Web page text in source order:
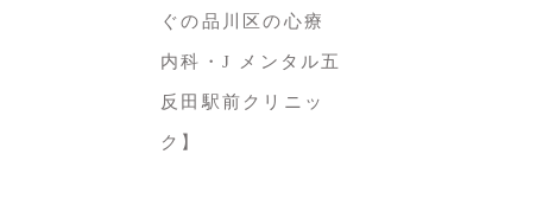
ぐの品川区の心療
内科・J メンタル五
反田駅前クリニッ
ク】